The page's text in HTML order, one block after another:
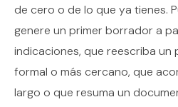
de cero o de lo que ya tienes.
genere un primer borrador a
indicaciones, que reescriba un
formal o más cercano, que
largo o que resuma un